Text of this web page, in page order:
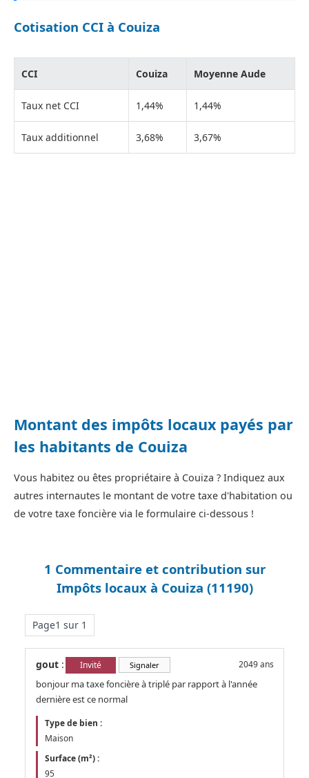
Cotisation CCI à Couiza
CCI Couiza Moyenne Aude
Taux net CCI 1,44% 1,44%
Taux additionnel 3,68% 3,67%
Montant des impôts locaux payés par
les habitants de Couiza
Vous habitez ou êtes propriétaire à Couiza ? Indiquez aux
autres internautes le montant de votre taxe d'habitation ou
de votre taxe foncière via le formulaire ci-dessous !
1 Commentaire et contribution sur
Impôts locaux à Couiza (11190)
Page1 sur 1
gout : Invité Signaler 2049 ans
bonjour ma taxe foncière à triplé par rapport à l'année
dernière est ce normal
Type de bien :
Maison
Surface (m²) :
95